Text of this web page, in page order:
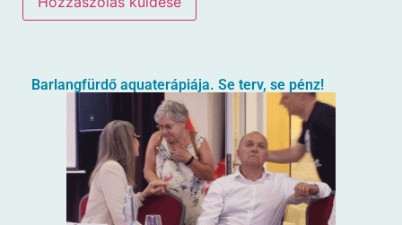
Barlangfürdő aquaterápiája. Se terv, se pénz!